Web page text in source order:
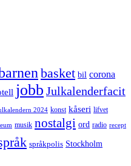
basket bil corona
jobb Julkalenderfacit
2024 konst kåseri lifvet
musik nostalgi ord radio recept
språkpolis Stockholm